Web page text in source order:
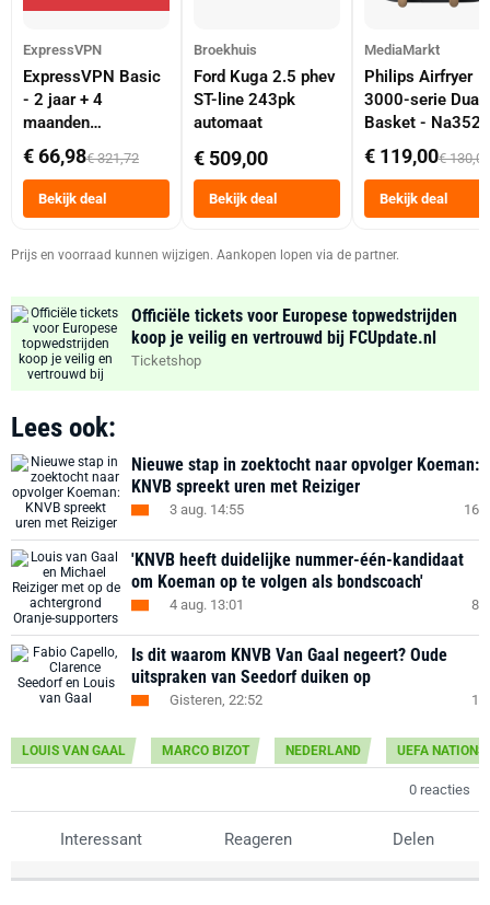
ExpressVPN
ExpressVPN Basic
- 2 jaar + 4
maanden
abonnement
€ 66,98€ 321,72
Bekijk deal
Broekhuis
Ford Kuga 2.5 phev
ST-line 243pk
automaat
€ 509,00
Bekijk deal
MediaMarkt
Philips Airfryer
3000-serie Dual
Basket -
Dubbele Mand 9
Tot 6 Personen
Heteluchtfriteuse
Zwart
€ 119,00€ 130,00
Bekijk deal
Prijs en voorraad kunnen wijzigen. Aankopen lopen via de partner.
Officiële tickets voor Europese topwedstrijden
koop je veilig en vertrouwd bij FCUpdate.nl
Ticketshop
Lees ook:
Nieuwe stap in zoektocht naar opvolger Koeman:
KNVB spreekt uren met Reiziger
3 aug. 14:55 16
'KNVB heeft duidelijke nummer-één-kandidaat
om Koeman op te volgen als bondscoach'
4 aug. 13:01 8
Is dit waarom KNVB Van Gaal negeert? Oude
uitspraken van Seedorf duiken op
Gisteren, 22:52 1
LOUIS VAN GAAL MARCO BIZOT NEDERLAND UEFA NATIONS
0 reacties
Interessant Reageren Delen